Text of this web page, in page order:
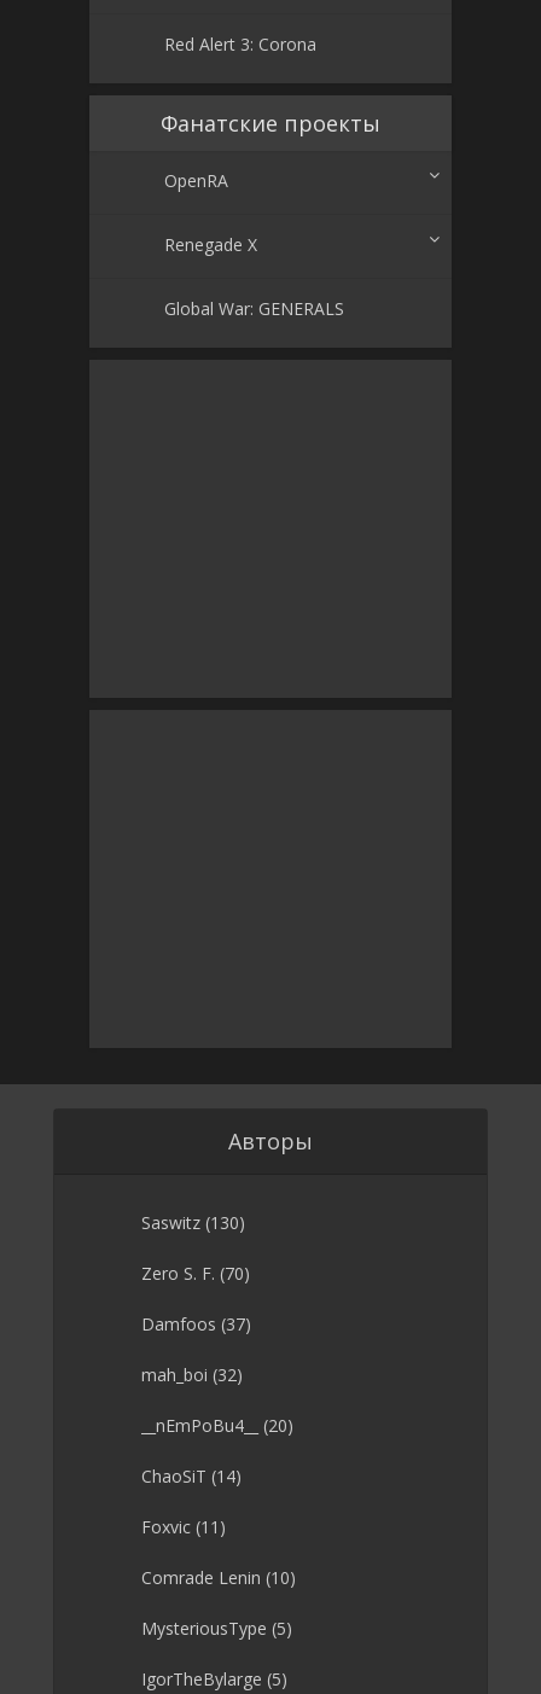
Red Alert 3: Corona
Фанатские проекты
OpenRA
Renegade X
Global War: GENERALS
Авторы
Saswitz (130)
Zero S. F. (70)
Damfoos (37)
mah_boi (32)
__nEmPoBu4__ (20)
ChaoSiT (14)
Foxvic (11)
Comrade Lenin (10)
MysteriousType (5)
IgorTheBylarge (5)